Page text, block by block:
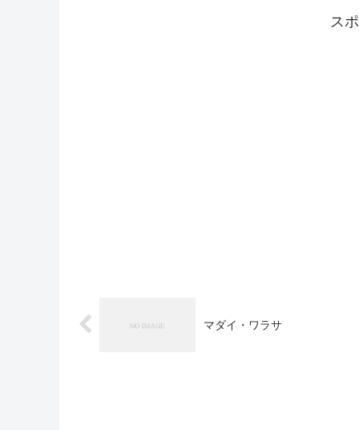
ス
マダイ・ワラサ